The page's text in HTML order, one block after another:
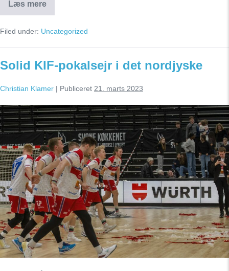
Læs mere
2
spillere
i
Kolding
denne
Filed under: Uncategorized
Solid KIF-pokalsejr i det nordjyske
Christian Klamer | Publiceret 21. marts 2023
Solid
KIF-
i
det
nordjyske